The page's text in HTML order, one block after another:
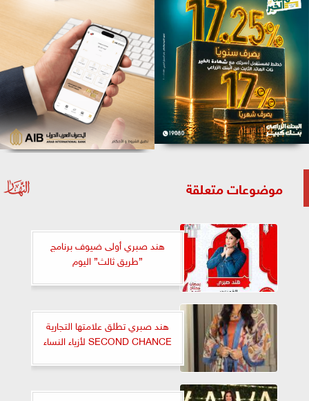
موضوعات متعلقة
هند صبري أولى ضيوف برنامج
”طريق ثالث” اليوم
هند صبري تطلق علامتها التجارية
SECOND CHANCE لأزياء النساء